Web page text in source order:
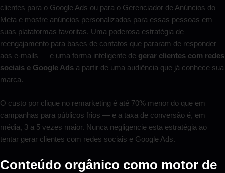
clientes para o Google Ads ou para o Gerenciador de Anúncios do
Meta e mostre anúncios personalizados para essas pessoas em
suas plataformas favoritas. Uma poderosa estratégia de
reengajamento para bases de contatos que pararam de responder
aos e-mails — e uma forma inteligente de gerar clientes com redes
sociais e Google Ads a partir de uma audiência que já conhece sua
marca.
O custo por clique no remarketing é até 70% menor do que em
campanhas para públicos frios — e a taxa de conversão é, em
média, 3 a 5 vezes maior. Nunca negligencie esta estratégia ao
tentar gerar clientes com redes sociais e Google Ads.
Conteúdo orgânico como motor de